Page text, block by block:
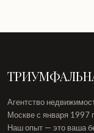
Агентство
Москве с января 1997
Наш опыт — это ваша